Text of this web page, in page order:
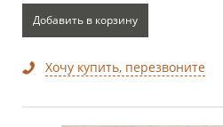
Добавить в корзину
Хочу купить, перезвоните